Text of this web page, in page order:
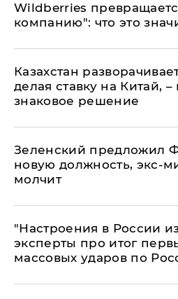
Wildberries
компанию": что это
Казахстан
делая ставку на Китай,
знаковое решение
Зеленский предложил
новую должность, экс-
молчит
"Настроения в России
эксперты про итог
массовых ударов по